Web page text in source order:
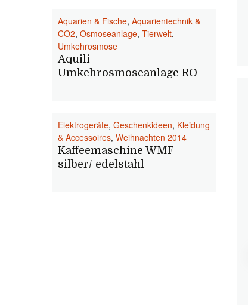
Aquarien & Fische, Aquarientechnik &
CO2, Osmoseanlage, Tierwelt,
Umkehrosmose
Aquili
Umkehrosmoseanlage RO
Elektrogeräte, Geschenkideen, Kleidung
& Accessoires, Weihnachten 2014
Kaffeemaschine WMF
silber/ edelstahl